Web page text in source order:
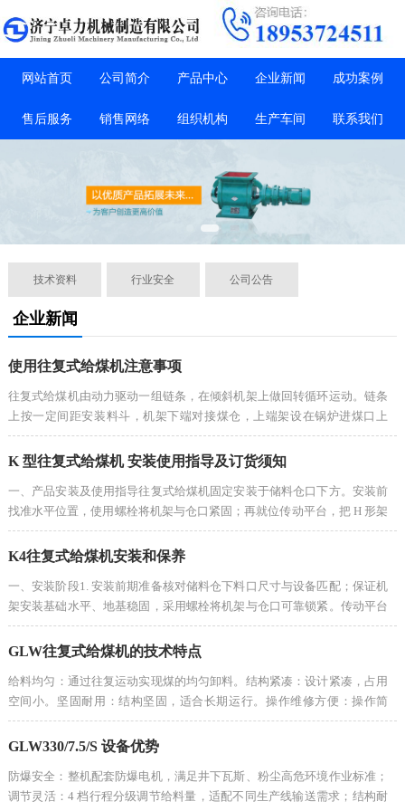
网站首页 公司简介 产品中心 企业新闻 成功案例
售后服务 销售网络 组织机构 生产车间 联系我们
技术资料 行业安全 公司公告
企业新闻
使用往复式给煤机注意事项
往复式给煤机由动力驱动一组链条，在倾斜机架上做回转循环运动。链条
上按一定间距安装料斗，机架下端对接煤仓，上端架设在锅炉进煤口上
方。料斗在煤仓内挖取煤炭后，随链条向前上方提升；当运行至锅炉进煤
口上方时，···
K 型往复式给煤机 安装使用指导及订货须知
一、产品安装及使用指导往复式给煤机固定安装于储料仓口下方。安装前
找准水平位置，使用螺栓将机架与仓口紧固；再就位传动平台，把 H 形架
分别与机架、传动平台焊接牢固；对减速机、电动机进行找正装配，调整
到位后螺···
K4往复式给煤机安装和保养
一、安装阶段1. 安装前期准备核对储料仓下料口尺寸与设备匹配；保证机
架安装基础水平、地基稳固，采用螺栓将机架与仓口可靠锁紧。传动平台
定位完成后，H 型支撑架与机架、传动平台之间满焊焊接，焊缝连续无夹
渣、虚焊···
GLW往复式给煤机的技术特点‌
给料均匀‌：通过往复运动实现煤的均匀卸料。‌结构紧凑‌：设计紧凑，占用
空间小。‌坚固耐用‌：结构坚固，适合长期运行。‌操作维修方便‌：操作简
单，维护方便‌。‌安装和维护‌方面，往复式给煤机需要固定安装···
GLW330/7.5/S 设备优势
防爆安全：整机配套防爆电机，满足井下瓦斯、粉尘高危环境作业标准；
调节灵活：4 档行程分级调节给料量，适配不同生产线输送需求；结构耐